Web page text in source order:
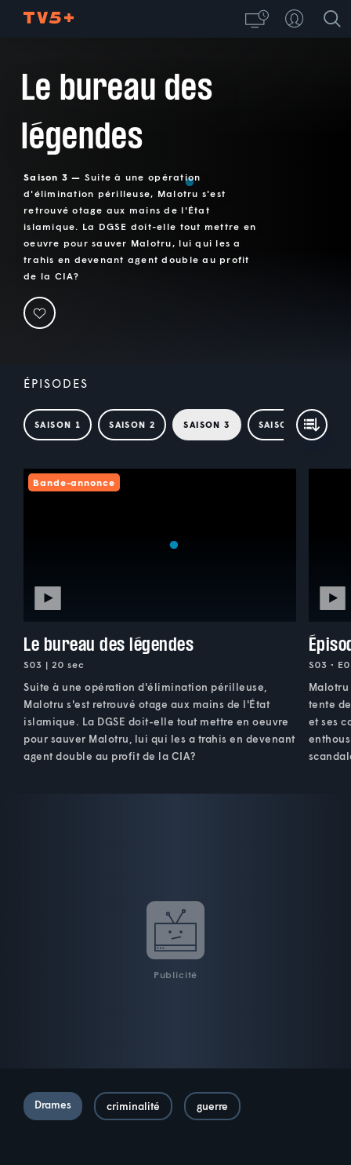
Le bureau des
légendes
Saison 3 — Suite à une opération
d'élimination périlleuse, Malotru s'est
retrouvé otage aux mains de l'État
islamique. La DGSE doit-elle tout mettre en
oeuvre pour sauver Malotru, lui qui les a
trahis en devenant agent double au profit
de la CIA?
ÉPISODES
SAISON 1 SAISON 2 SAISON 3 SAISON 4
Bande-annonce
Le bureau des légendes
S03 | 20 sec
Suite à une opération d'élimination périlleuse,
Malotru s'est retrouvé otage aux mains de l'État
islamique. La DGSE doit-elle tout mettre en oeuvre
pour sauver Malotru, lui qui les a trahis en devenant
agent double au profit de la CIA?
S03 •
Malotru
tente
et ses
Publicité
Drames criminalité guerre